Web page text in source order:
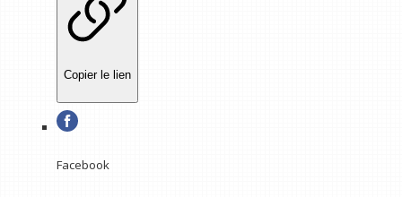
Copier le lien
Facebook